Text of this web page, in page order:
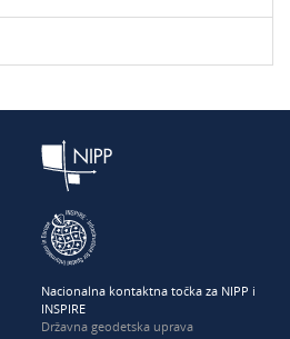
Nacionalna kontaktna točka za NIPP i
INSPIRE
Državna geodetska uprava